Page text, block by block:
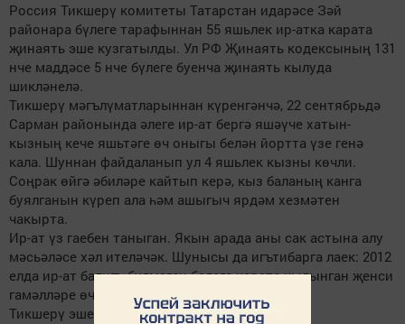
Россия Тикшерү комитеты Татарстан идарәсе Зәй
районара бүлеге тарафыннан 55 яшьлек ир-атка карата
җинаять эше кузгатылды. Ул РФ Җинаять кодексының 131
нче маддәсе 5 нче бүлеге буенча җинаять кылуда
шикләнелә.
Тикшерү мәгълүматларыннан күренгәнчә, 22 сентябрьдә
Сарман районында әлеге ир-ат бергә яшәүче хатын-
кызның кече яшьтәге өч оныгы белән йортта үзе генә
кала. Шуннан файдаланып ул 4 яшьлек кызны көчли.
Соңрак өйгә әбиләре кайтып керә, кыз баланың канга
буялганын күреп ала һәм ашыгыч ярдәм хезмәтен
чакырта.
Ир-ат үз гаебен таныган. Якын арада аны сак астына алу
мәсьәләсе хәл ителәчәк. Шунысы да игътибарга лаек: 2012
елда ир-ат балигъ булмаган балага карата кылынган җенси
гамәлләре өчен хөкем ителгән булган инде.
Тикшерү эше дәвам итә.